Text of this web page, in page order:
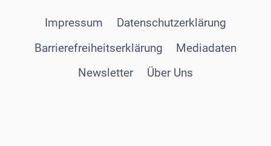
Impressum
Datenschutzerklärung
Barrierefreiheitserklärung
Mediadaten
Newsletter
Über Uns